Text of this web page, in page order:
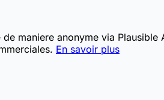
maniere anonyme via
En savoir plus